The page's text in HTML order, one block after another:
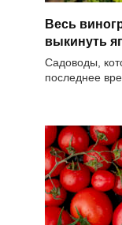
Весь
выкинуть
Садоводы,
последнее